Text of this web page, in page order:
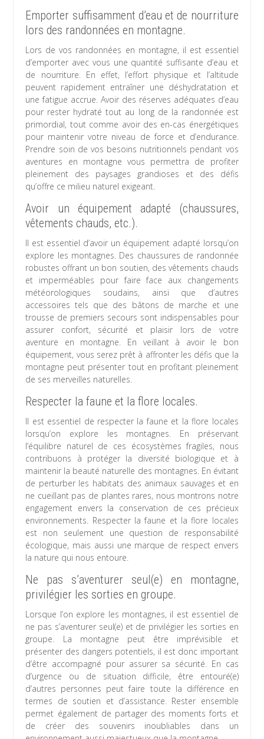
Emporter suffisamment d’eau et de nourriture
lors des randonnées en montagne.
Lors de vos randonnées en montagne, il est essentiel
d’emporter avec vous une quantité suffisante d’eau et
de nourriture. En effet, l’effort physique et l’altitude
peuvent rapidement entraîner une déshydratation et
une fatigue accrue. Avoir des réserves adéquates d’eau
pour rester hydraté tout au long de la randonnée est
primordial, tout comme avoir des en-cas énergétiques
pour maintenir votre niveau de force et d’endurance.
Prendre soin de vos besoins nutritionnels pendant vos
aventures en montagne vous permettra de profiter
pleinement des paysages grandioses et des défis
qu’offre ce milieu naturel exigeant.
Avoir un équipement adapté (chaussures,
vêtements chauds, etc.).
Il est essentiel d’avoir un équipement adapté lorsqu’on
explore les montagnes. Des chaussures de randonnée
robustes offrant un bon soutien, des vêtements chauds
et imperméables pour faire face aux changements
météorologiques soudains, ainsi que d’autres
accessoires tels que des bâtons de marche et une
trousse de premiers secours sont indispensables pour
assurer confort, sécurité et plaisir lors de votre
aventure en montagne. En veillant à avoir le bon
équipement, vous serez prêt à affronter les défis que la
montagne peut présenter tout en profitant pleinement
de ses merveilles naturelles.
Respecter la faune et la flore locales.
Il est essentiel de respecter la faune et la flore locales
lorsqu’on explore les montagnes. En préservant
l’équilibre naturel de ces écosystèmes fragiles, nous
contribuons à protéger la diversité biologique et à
maintenir la beauté naturelle des montagnes. En évitant
de perturber les habitats des animaux sauvages et en
ne cueillant pas de plantes rares, nous montrons notre
engagement envers la conservation de ces précieux
environnements. Respecter la faune et la flore locales
est non seulement une question de responsabilité
écologique, mais aussi une marque de respect envers
la nature qui nous entoure.
Ne pas s’aventurer seul(e) en montagne,
privilégier les sorties en groupe.
Lorsque l’on explore les montagnes, il est essentiel de
ne pas s’aventurer seul(e) et de privilégier les sorties en
groupe. La montagne peut être imprévisible et
présenter des dangers potentiels, il est donc important
d’être accompagné pour assurer sa sécurité. En cas
d’urgence ou de situation difficile, être entouré(e)
d’autres personnes peut faire toute la différence en
termes de soutien et d’assistance. Rester ensemble
permet également de partager des moments forts et
de créer des souvenirs inoubliables dans un